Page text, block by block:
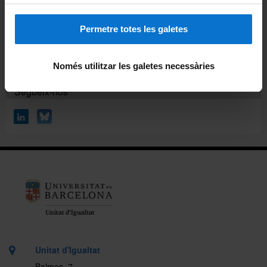
Permetre totes les galetes
Només utilitzar les galetes necessàries
l'assetjament, violències masclistes i LGTBIQA+ fòbiques
Segueix-nos
Unitat d'Igualtat